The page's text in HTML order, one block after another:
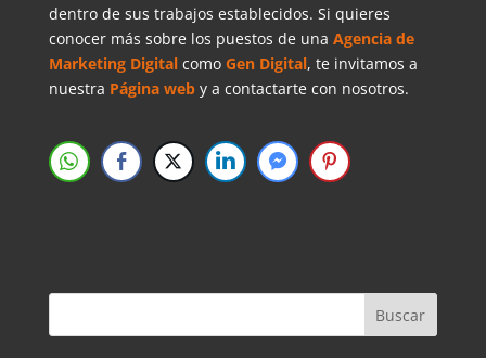
dentro de sus trabajos establecidos. Si quieres
conocer más sobre los puestos de una Agencia de
Marketing Digitalcomo Gen Digital, te invitamos a
nuestra Página weby a contactarte con nosotros.